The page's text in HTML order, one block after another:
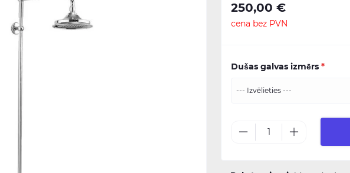
250,00 €
cena bez PVN
Dušas galvas izmērs *